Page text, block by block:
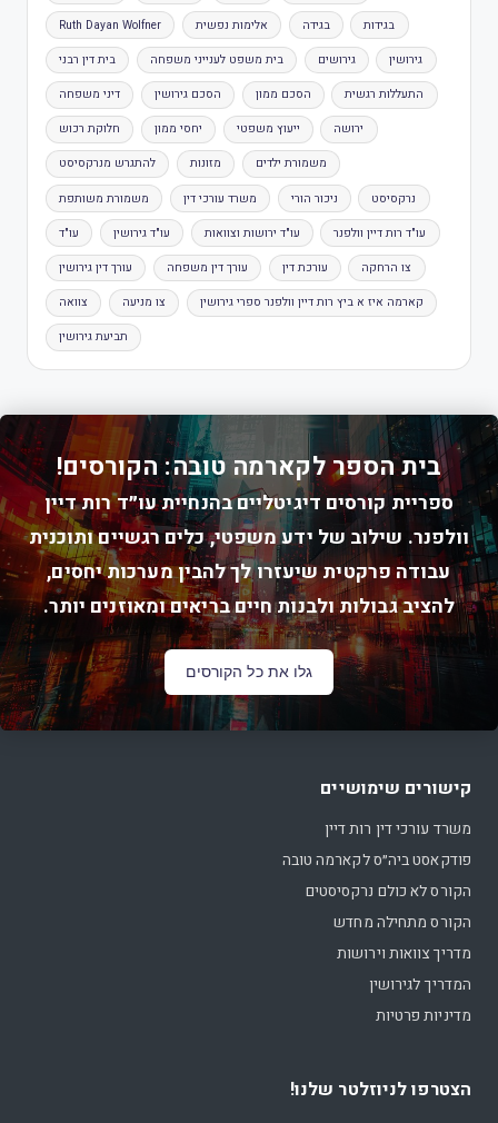
Ruth Dayan Wolfner אלימות נפשית בגידה בגידות
בית דין רבני בית משפט לענייני משפחה גירושים גירושין
דיני משפחה הסכם גירושין הסכם ממון התעללות רגשית
חלוקת רכוש יחסי ממון ייעוץ משפטי ירושה
להתגרש מנרקסיסט מזונות משמורת ילדים
משמורת משותפת משרד עורכי דין ניכור הורי נרקסיסט
עו"ד עו"ד גירושין עו"ד ירושות וצוואות עו"ד רות דיין וולפנר
עורך דין גירושין עורך דין משפחה עורכת דין צו הרחקה
צוואה צו מניעה קארמה איז א ביץ רות דיין וולפנר ספרי גירושין
תביעת גירושין
בית הספר לקארמה טובה: הקורסים!
ספריית קורסים דיגיטליים בהנחיית עו״ד רות דיין
וולפנר. שילוב של ידע משפטי, כלים רגשיים ותוכנית
עבודה פרקטית שיעזרו לך להבין מערכות יחסים,
להציב גבולות ולבנות חיים בריאים ומאוזנים יותר.
גלו את כל הקורסים
קישורים שימושיים
משרד עורכי דין רות דיין
פודקאסט ביה״ס לקארמה טובה
הקורס לא כולם נרקסיסטים
הקורס מתחילה מחדש
מדריך צוואות וירושות
המדריך לגירושין
מדיניות פרטיות
הצטרפו לניוזלטר שלנו!